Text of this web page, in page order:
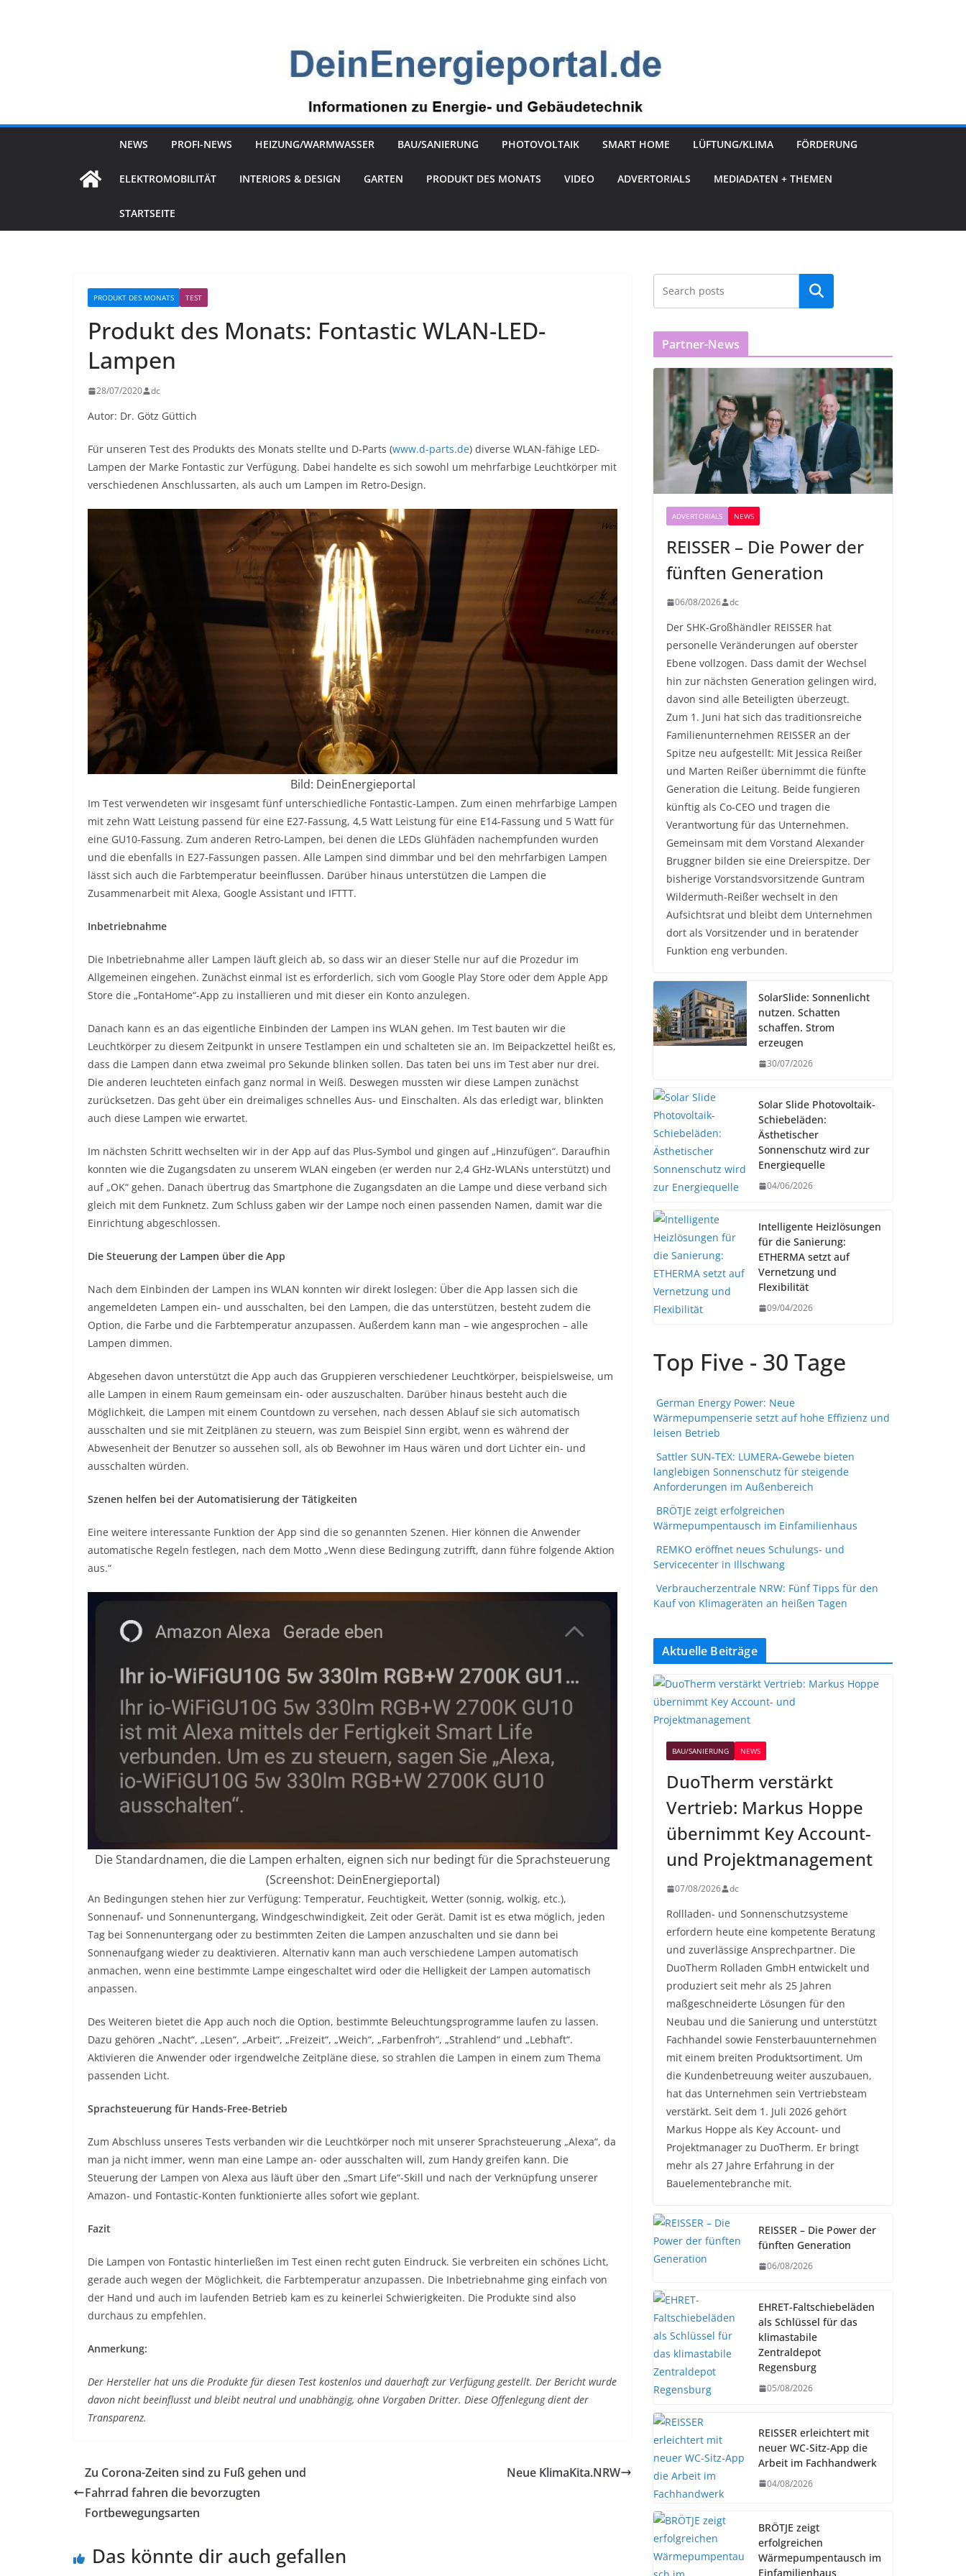
NEWS PROFI-NEWS HEIZUNG/WARMWASSER BAU/SANIERUNG PHOTOVOLTAIK SMART HOME LÜFTUNG/KLIMA FÖRDERUNG
ELEKTROMOBILITÄT INTERIORS & DESIGN GARTEN PRODUKT DES MONATS VIDEO ADVERTORIALS MEDIADATEN + THEMEN
STARTSEITE
PRODUKT DES MONATS TEST
Produkt des Monats: Fontastic WLAN-LED-
Lampen
28/07/2020 dc
Autor: Dr. Götz Güttich
Für unseren Test des Produkts des Monats stellte und D-Parts (www.d-parts.de) diverse WLAN-fähige LED-
Lampen der Marke Fontastic zur Verfügung. Dabei handelte es sich sowohl um mehrfarbige Leuchtkörper mit
verschiedenen Anschlussarten, als auch um Lampen im Retro-Design.
Bild: DeinEnergieportal
Im Test verwendeten wir insgesamt fünf unterschiedliche Fontastic-Lampen. Zum einen mehrfarbige Lampen
mit zehn Watt Leistung passend für eine E27-Fassung, 4,5 Watt Leistung für eine E14-Fassung und 5 Watt für
eine GU10-Fassung. Zum anderen Retro-Lampen, bei denen die LEDs Glühfäden nachempfunden wurden
und die ebenfalls in E27-Fassungen passen. Alle Lampen sind dimmbar und bei den mehrfarbigen Lampen
lässt sich auch die Farbtemperatur beeinflussen. Darüber hinaus unterstützen die Lampen die
Zusammenarbeit mit Alexa, Google Assistant und IFTTT.
Inbetriebnahme
Die Inbetriebnahme aller Lampen läuft gleich ab, so dass wir an dieser Stelle nur auf die Prozedur im
Allgemeinen eingehen. Zunächst einmal ist es erforderlich, sich vom Google Play Store oder dem Apple App
Store die „FontaHome“-App zu installieren und mit dieser ein Konto anzulegen.
Danach kann es an das eigentliche Einbinden der Lampen ins WLAN gehen. Im Test bauten wir die
Leuchtkörper zu diesem Zeitpunkt in unsere Testlampen ein und schalteten sie an. Im Beipackzettel heißt es,
dass die Lampen dann etwa zweimal pro Sekunde blinken sollen. Das taten bei uns im Test aber nur drei.
Die anderen leuchteten einfach ganz normal in Weiß. Deswegen mussten wir diese Lampen zunächst
zurücksetzen. Das geht über ein dreimaliges schnelles Aus- und Einschalten. Als das erledigt war, blinkten
auch diese Lampen wie erwartet.
Im nächsten Schritt wechselten wir in der App auf das Plus-Symbol und gingen auf „Hinzufügen“. Daraufhin
konnten wie die Zugangsdaten zu unserem WLAN eingeben (er werden nur 2,4 GHz-WLANs unterstützt) und
auf „OK“ gehen. Danach übertrug das Smartphone die Zugangsdaten an die Lampe und diese verband sich
gleich mit dem Funknetz. Zum Schluss gaben wir der Lampe noch einen passenden Namen, damit war die
Einrichtung abgeschlossen.
Die Steuerung der Lampen über die App
Nach dem Einbinden der Lampen ins WLAN konnten wir direkt loslegen: Über die App lassen sich die
angemeldeten Lampen ein- und ausschalten, bei den Lampen, die das unterstützen, besteht zudem die
Option, die Farbe und die Farbtemperatur anzupassen. Außerdem kann man – wie angesprochen – alle
Lampen dimmen.
Abgesehen davon unterstützt die App auch das Gruppieren verschiedener Leuchtkörper, beispielsweise, um
alle Lampen in einem Raum gemeinsam ein- oder auszuschalten. Darüber hinaus besteht auch die
Möglichkeit, die Lampen mit einem Countdown zu versehen, nach dessen Ablauf sie sich automatisch
ausschalten und sie mit Zeitplänen zu steuern, was zum Beispiel Sinn ergibt, wenn es während der
Abwesenheit der Benutzer so aussehen soll, als ob Bewohner im Haus wären und dort Lichter ein- und
ausschalten würden.
Szenen helfen bei der Automatisierung der Tätigkeiten
Eine weitere interessante Funktion der App sind die so genannten Szenen. Hier können die Anwender
automatische Regeln festlegen, nach dem Motto „Wenn diese Bedingung zutrifft, dann führe folgende Aktion
aus.“
Die Standardnamen, die die Lampen erhalten, eignen sich nur bedingt für die Sprachsteuerung
(Screenshot: DeinEnergieportal)
An Bedingungen stehen hier zur Verfügung: Temperatur, Feuchtigkeit, Wetter (sonnig, wolkig, etc.),
Sonnenauf- und Sonnenuntergang, Windgeschwindigkeit, Zeit oder Gerät. Damit ist es etwa möglich, jeden
Tag bei Sonnenuntergang oder zu bestimmten Zeiten die Lampen anzuschalten und sie dann bei
Sonnenaufgang wieder zu deaktivieren. Alternativ kann man auch verschiedene Lampen automatisch
anmachen, wenn eine bestimmte Lampe eingeschaltet wird oder die Helligkeit der Lampen automatisch
anpassen.
Des Weiteren bietet die App auch noch die Option, bestimmte Beleuchtungsprogramme laufen zu lassen.
Dazu gehören „Nacht“, „Lesen“, „Arbeit“, „Freizeit“, „Weich“, „Farbenfroh“, „Strahlend“ und „Lebhaft“.
Aktivieren die Anwender oder irgendwelche Zeitpläne diese, so strahlen die Lampen in einem zum Thema
passenden Licht.
Sprachsteuerung für Hands-Free-Betrieb
Zum Abschluss unseres Tests verbanden wir die Leuchtkörper noch mit unserer Sprachsteuerung „Alexa“, da
man ja nicht immer, wenn man eine Lampe an- oder ausschalten will, zum Handy greifen kann. Die
Steuerung der Lampen von Alexa aus läuft über den „Smart Life“-Skill und nach der Verknüpfung unserer
Amazon- und Fontastic-Konten funktionierte alles sofort wie geplant.
Fazit
Die Lampen von Fontastic hinterließen im Test einen recht guten Eindruck. Sie verbreiten ein schönes Licht,
gerade auch wegen der Möglichkeit, die Farbtemperatur anzupassen. Die Inbetriebnahme ging einfach von
der Hand und auch im laufenden Betrieb kam es zu keinerlei Schwierigkeiten. Die Produkte sind also
durchaus zu empfehlen.
Anmerkung:
Der Hersteller hat uns die Produkte für diesen Test kostenlos und dauerhaft zur Verfügung gestellt. Der Bericht wurde
davon nicht beeinflusst und bleibt neutral und unabhängig, ohne Vorgaben Dritter. Diese Offenlegung dient der
Transparenz.
Zu Corona-Zeiten sind zu Fuß gehen und
Fahrrad fahren die bevorzugten
Fortbewegungsarten
Neue KlimaKita.NRW
Das könnte dir auch gefallen
Partner-News
ADVERTORIALS NEWS
REISSER – Die Power der
fünften Generation
06/08/2026 dc
Der SHK-Großhändler REISSER hat
personelle Veränderungen auf oberster
Ebene vollzogen. Dass damit der Wechsel
hin zur nächsten Generation gelingen wird,
davon sind alle Beteiligten überzeugt.
Zum 1. Juni hat sich das traditionsreiche
Familienunternehmen REISSER an der
Spitze neu aufgestellt: Mit Jessica Reißer
und Marten Reißer übernimmt die fünfte
Generation die Leitung. Beide fungieren
künftig als Co-CEO und tragen die
Verantwortung für das Unternehmen.
Gemeinsam mit dem Vorstand Alexander
Bruggner bilden sie eine Dreierspitze. Der
bisherige Vorstandsvorsitzende Guntram
Wildermuth-Reißer wechselt in den
Aufsichtsrat und bleibt dem Unternehmen
dort als Vorsitzender und in beratender
Funktion eng verbunden.
SolarSlide: Sonnenlicht
nutzen. Schatten
schaffen. Strom
erzeugen
30/07/2026
Solar Slide Photovoltaik-
Schiebeläden:
Ästhetischer
Sonnenschutz wird zur
Energiequelle
04/06/2026
Intelligente Heizlösungen
für die Sanierung:
ETHERMA setzt auf
Vernetzung und
Flexibilität
09/04/2026
Top Five - 30 Tage
German Energy Power: Neue
Wärmepumpenserie setzt auf hohe Effizienz und
leisen Betrieb
Sattler SUN-TEX: LUMERA-Gewebe bieten
langlebigen Sonnenschutz für steigende
Anforderungen im Außenbereich
BRÖTJE zeigt erfolgreichen
Wärmepumpentausch im Einfamilienhaus
REMKO eröffnet neues Schulungs- und
Servicecenter in Illschwang
Verbraucherzentrale NRW: Fünf Tipps für den
Kauf von Klimageräten an heißen Tagen
Aktuelle Beiträge
BAU/SANIERUNG NEWS
DuoTherm verstärkt
Vertrieb: Markus Hoppe
übernimmt Key Account-
und Projektmanagement
07/08/2026 dc
Rollladen- und Sonnenschutzsysteme
erfordern heute eine kompetente Beratung
und zuverlässige Ansprechpartner. Die
DuoTherm Rolladen GmbH entwickelt und
produziert seit mehr als 25 Jahren
maßgeschneiderte Lösungen für den
Neubau und die Sanierung und unterstützt
Fachhandel sowie Fensterbauunternehmen
mit einem breiten Produktsortiment. Um
die Kundenbetreuung weiter auszubauen,
hat das Unternehmen sein Vertriebsteam
verstärkt. Seit dem 1. Juli 2026 gehört
Markus Hoppe als Key Account- und
Projektmanager zu DuoTherm. Er bringt
mehr als 27 Jahre Erfahrung in der
Bauelementebranche mit.
REISSER – Die Power der
fünften Generation
06/08/2026
EHRET-Faltschiebeläden
als Schlüssel für das
klimastabile
Zentraldepot
Regensburg
05/08/2026
REISSER erleichtert mit
neuer WC-Sitz-App die
Arbeit im Fachhandwerk
04/08/2026
BRÖTJE zeigt
erfolgreichen
Wärmepumpentausch im
Einfamilienhaus